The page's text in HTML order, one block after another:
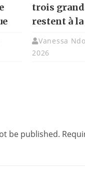
trois
restent à
Vanessa
2026
be published.